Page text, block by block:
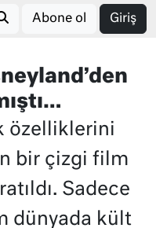
Abone ol Giriş
özelliklerini
bir çizgi film
Sadece
dünyada kült